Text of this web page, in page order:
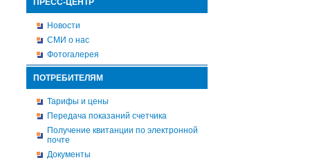
ПРЕСС-ЦЕНТР
Новости
СМИ о нас
Фотогалерея
ПОТРЕБИТЕЛЯМ
Тарифы и цены
Передача показаний счетчика
Получение квитанции по электронной
почте
Документы